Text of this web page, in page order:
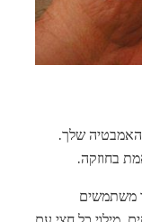
האמבטיה שלך.
בחוזקה.
משתמשים